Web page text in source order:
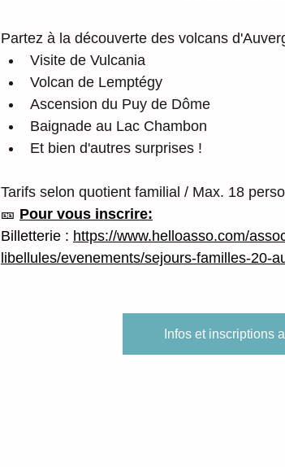
Partez à la découverte des volcans
Visite de Vulcania
Volcan de Lemptégy
Ascension du Puy de Dôme
Baignade au Lac Chambon
Et bien d'autres surprises !
Tarifs selon quotient familial / Max. 18
🎫 Pour vous inscrire:
Billetterie : https://www.helloasso.com/
libellules/evenements/sejours-familles-20-
Infos et inscriptions